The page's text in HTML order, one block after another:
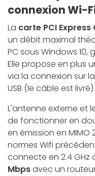
connexion Wi-
La carte PCI
un débit maximal
PC sous Windows 10,
Elle propose en plus
via la connexion sur
USB (le câble est livré).
L'antenne externe et
de fonctionner en
en émission en MIMO
normes Wifi
connecte en 2.4 GHz
Mbpsavec un